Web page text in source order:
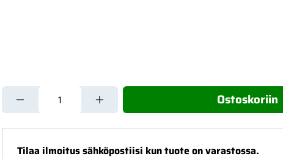
Ostoskoriin
Tilaa ilmoitus sähköpostiisi kun tuote on varastossa.